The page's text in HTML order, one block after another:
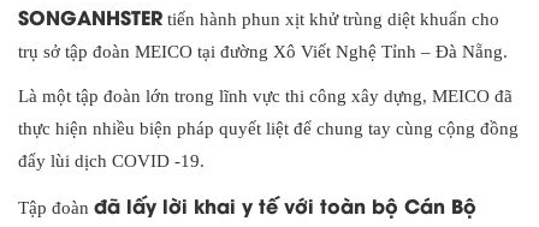
SONGANHSTER tiến hành phun xịt khử trùng diệt khuẩn cho
trụ sở tập đoàn MEICO tại đường Xô Viết Nghệ Tỉnh – Đà Nẵng.
Là một tập đoàn lớn trong lĩnh vực thi công xây dựng, MEICO đã
thực hiện nhiều biện pháp quyết liệt để chung tay cùng cộng đồng
đẩy lùi dịch COVID -19.
Tập đoàn đã lấy lời khai y tế với toàn bộ Cán Bộ